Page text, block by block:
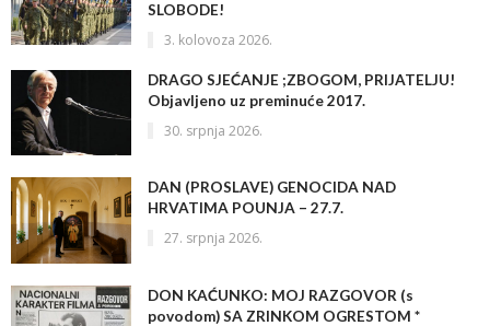
SLOBODE!
3. kolovoza 2026.
DRAGO SJEĆANJE ;ZBOGOM, PRIJATELJU!
Objavljeno uz preminuće 2017.
30. srpnja 2026.
DAN (PROSLAVE) GENOCIDA NAD
HRVATIMA POUNJA – 27.7.
27. srpnja 2026.
DON KAĆUNKO: MOJ RAZGOVOR (s
povodom) SA ZRINKOM OGRESTOM *